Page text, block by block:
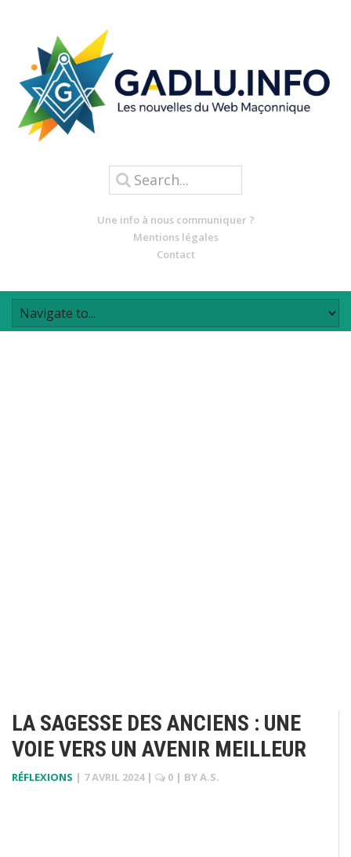
Une info à nous communiquer ?
Mentions légales
Contact
LA SAGESSE DES ANCIENS : UNE
VOIE VERS UN AVENIR MEILLEUR
RÉFLEXIONS | 7 AVRIL 2024 | 0 | BYA.S.